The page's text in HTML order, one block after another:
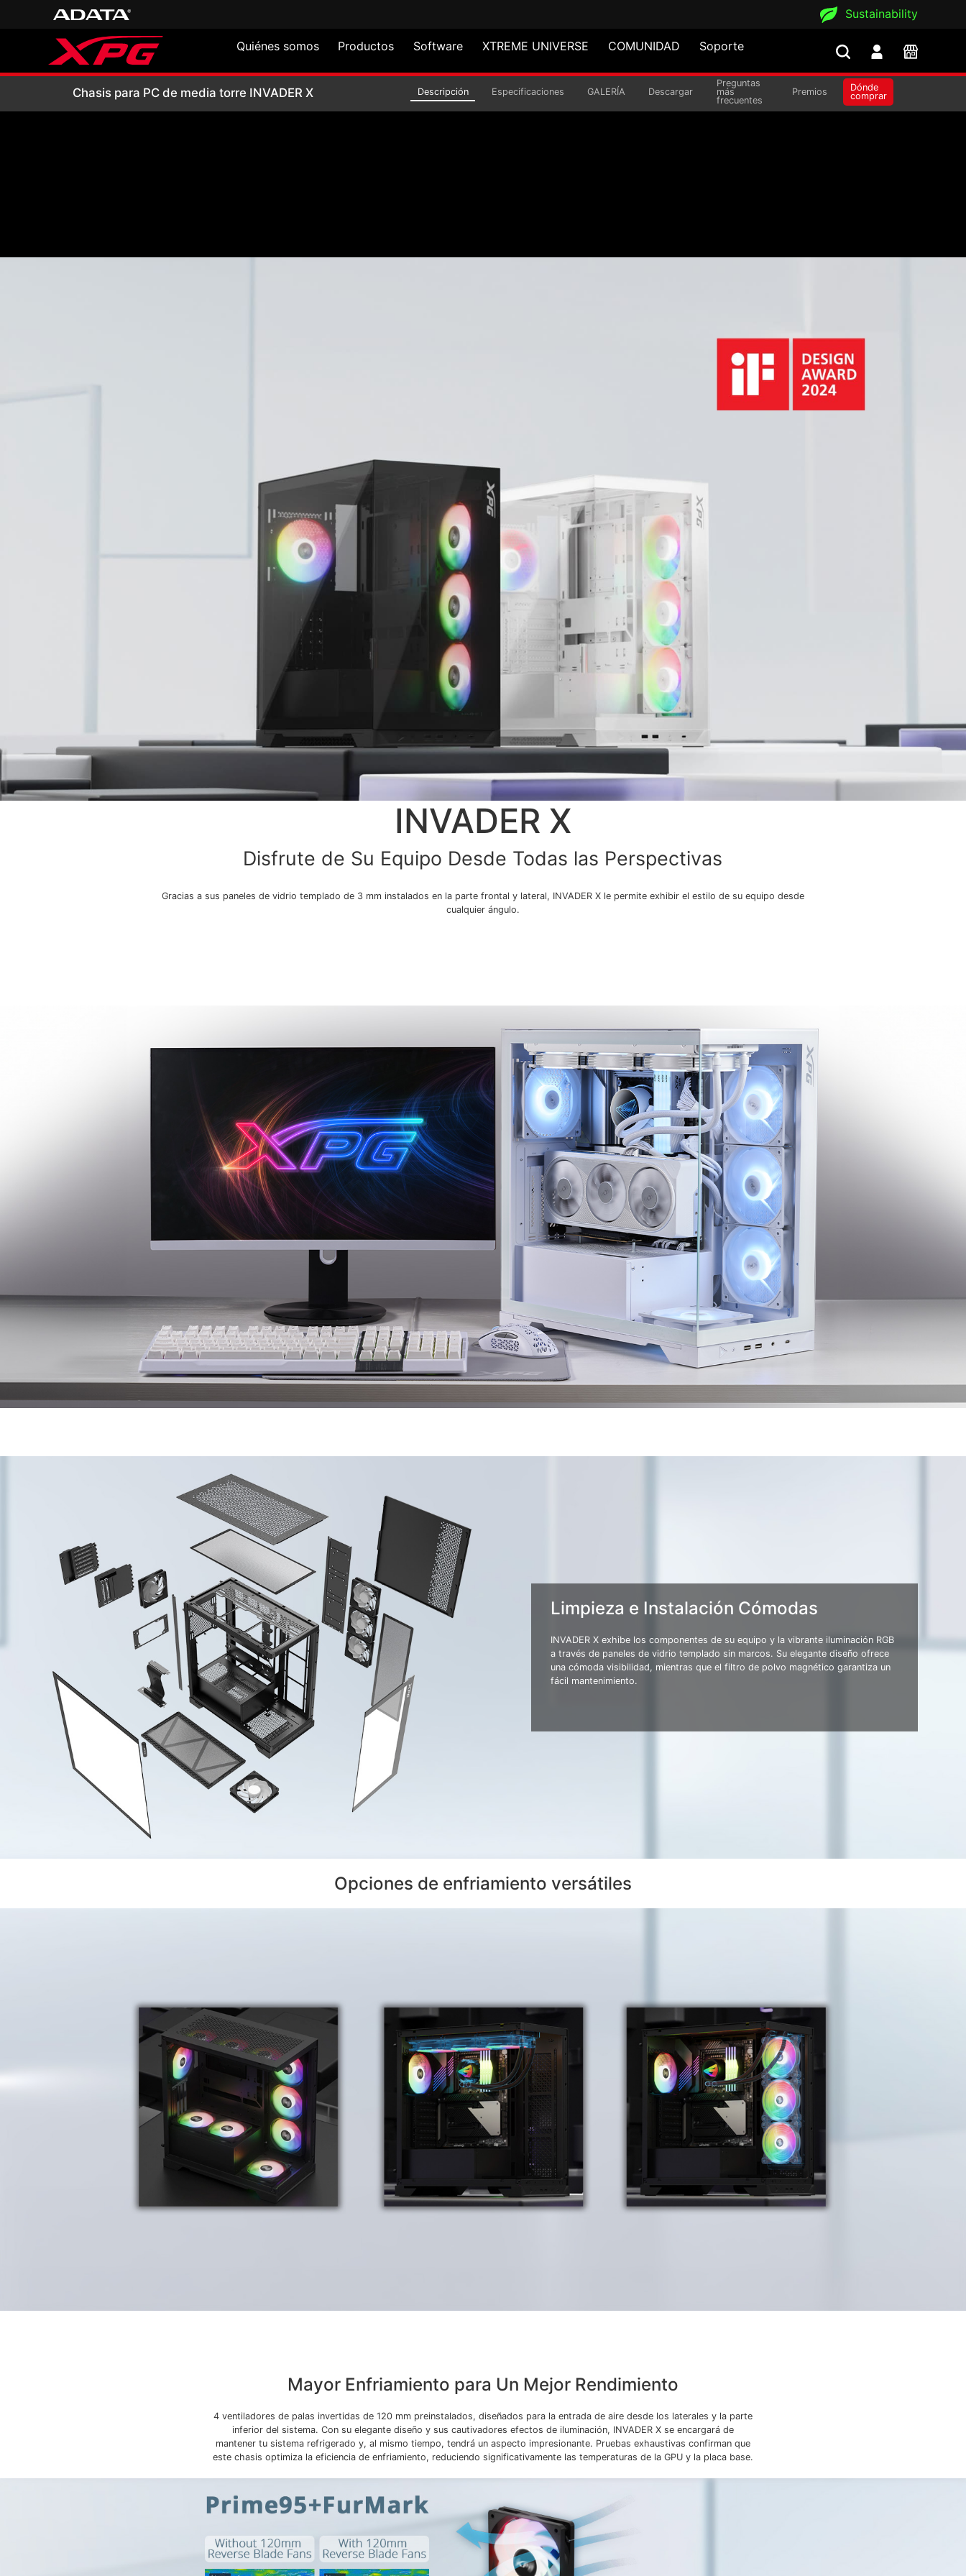
Sustainability
Quiénes somos Productos Software XTREME UNIVERSE COMUNIDAD Soporte
Chasis para PC de media torre INVADER X
Chasis para PC de media torre INVADER X Descripción Especificaciones GALERÍA Descargar
Preguntas
más
frecuentes
Premios
Dónde
comprar
INVADER X
Disfrute de Su Equipo Desde Todas las Perspectivas
Gracias a sus paneles de vidrio templado de 3 mm instalados en la parte frontal y lateral, INVADER X le permite exhibir el estilo de su equipo desde
cualquier ángulo.
Limpieza e Instalación Cómodas
INVADER X exhibe los componentes de su equipo y la vibrante iluminación RGB
a través de paneles de vidrio templado sin marcos. Su elegante diseño ofrece
una cómoda visibilidad, mientras que el filtro de polvo magnético garantiza un
fácil mantenimiento.
Opciones de enfriamiento versátiles
Mayor Enfriamiento para Un Mejor Rendimiento
4 ventiladores de palas invertidas de 120 mm preinstalados, diseñados para la entrada de aire desde los laterales y la parte
inferior del sistema. Con su elegante diseño y sus cautivadores efectos de iluminación, INVADER X se encargará de
mantener tu sistema refrigerado y, al mismo tiempo, tendrá un aspecto impresionante. Pruebas exhaustivas confirman que
este chasis optimiza la eficiencia de enfriamiento, reduciendo significativamente las temperaturas de la GPU y la placa base.